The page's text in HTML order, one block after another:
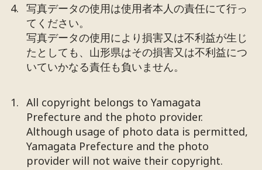
写真データの使用は使用者本人の責任にて行っ
てください。
写真データの使用により損害又は不利益が生じ
たとしても、山形県はその損害又は不利益につ
いていかなる責任も負いません。
All copyright belongs to Yamagata
Prefecture and the photo provider.
Although usage of photo data is permitted,
Yamagata Prefecture and the photo
provider will not waive their copyright.